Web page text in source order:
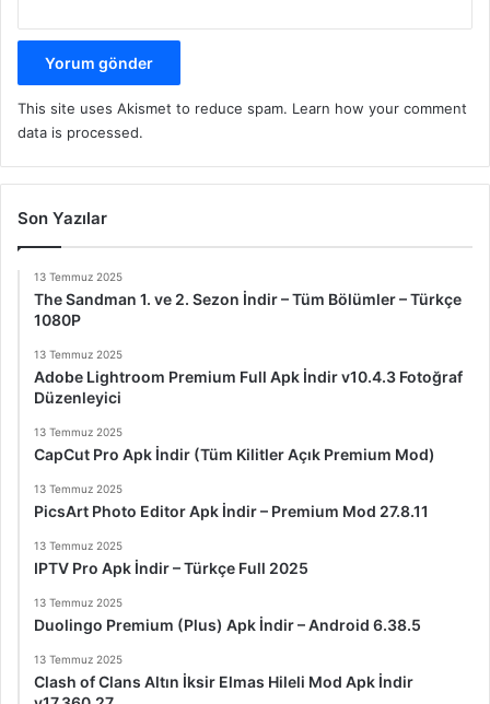
This site uses Akismet to reduce spam. Learn how your comment
data is processed.
Son Yazılar
13 Temmuz 2025
The Sandman 1. ve 2. Sezon İndir – Tüm Bölümler – Türkçe
1080P
13 Temmuz 2025
Adobe Lightroom Premium Full Apk İndir v10.4.3 Fotoğraf
Düzenleyici
13 Temmuz 2025
CapCut Pro Apk İndir (Tüm Kilitler Açık Premium Mod)
13 Temmuz 2025
PicsArt Photo Editor Apk İndir – Premium Mod 27.8.11
13 Temmuz 2025
IPTV Pro Apk İndir – Türkçe Full 2025
13 Temmuz 2025
Duolingo Premium (Plus) Apk İndir – Android 6.38.5
13 Temmuz 2025
Clash of Clans Altın İksir Elmas Hileli Mod Apk İndir